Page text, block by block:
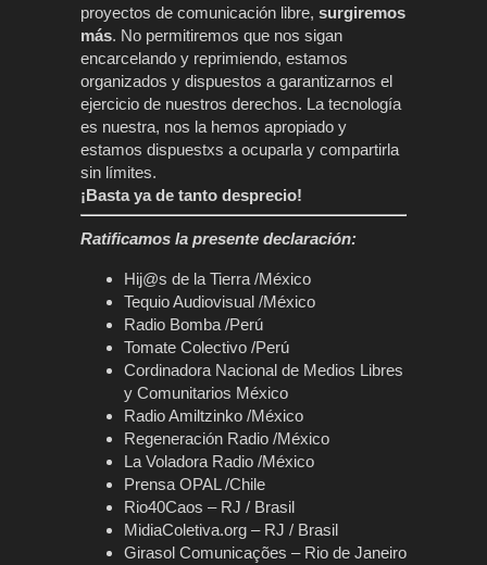
proyectos de comunicación libre, surgiremos
más. No permitiremos que nos sigan
encarcelando y reprimiendo, estamos
organizados y dispuestos a garantizarnos el
ejercicio de nuestros derechos. La tecnología
es nuestra, nos la hemos apropiado y
estamos dispuestxs a ocuparla y compartirla
sin límites.
¡Basta ya de tanto desprecio!
Ratificamos la presente declaración:
Hij@s de la Tierra /México
Tequio Audiovisual /México
Radio Bomba /Perú
Tomate Colectivo /Perú
Cordinadora Nacional de Medios Libres
y Comunitarios México
Radio Amiltzinko /México
Regeneración Radio /México
La Voladora Radio /México
Prensa OPAL /Chile
Rio40Caos – RJ / Brasil
MidiaColetiva.org – RJ / Brasil
Girasol Comunicações – Rio de Janeiro